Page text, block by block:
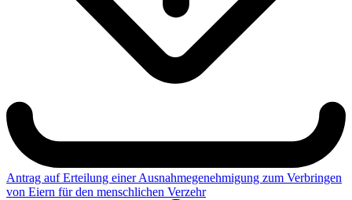
Antrag auf Erteilung einer Ausnahmegenehmigung zum Verbringen
von Eiern für den menschlichen Verzehr